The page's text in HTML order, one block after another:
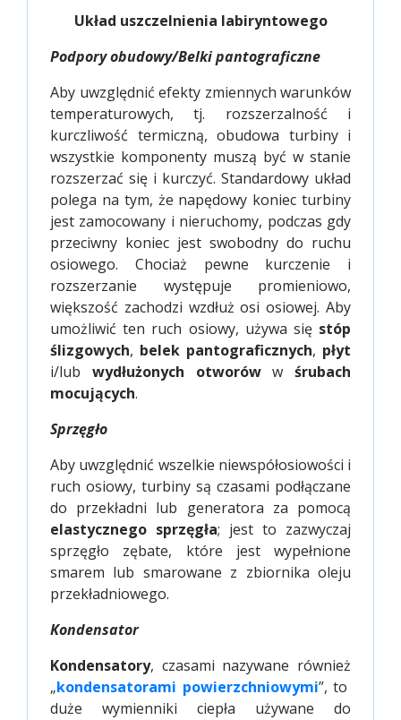
Układ uszczelnienia labiryntowego
Podpory obudowy/Belki pantograficzne
Aby uwzględnić efekty zmiennych warunków
temperaturowych, tj. rozszerzalność i
kurczliwość termiczną, obudowa turbiny i
wszystkie komponenty muszą być w stanie
rozszerzać się i kurczyć. Standardowy układ
polega na tym, że napędowy koniec turbiny
jest zamocowany i nieruchomy, podczas gdy
przeciwny koniec jest swobodny do ruchu
osiowego. Chociaż pewne kurczenie i
rozszerzanie występuje promieniowo,
większość zachodzi wzdłuż osi osiowej. Aby
umożliwić ten ruch osiowy, używa się stóp
ślizgowych, belek pantograficznych, płyt
i/lub wydłużonych otworóww śrubach
mocujących.
Sprzęgło
Aby uwzględnić wszelkie niewspółosiowości i
ruch osiowy, turbiny są czasami podłączane
do przekładni lub generatora za pomocą
elastycznego sprzęgła; jest to zazwyczaj
sprzęgło zębate, które jest wypełnione
smarem lub smarowane z zbiornika oleju
przekładniowego.
Kondensator
Kondensatory, czasami nazywane również
„kondensatorami powierzchniowymi”, to
duże wymienniki ciepła używane do